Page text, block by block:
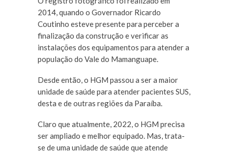
2014, quando o Governador Ricardo
Coutinho esteve presente para perceber a
finalização da construção e verificar as
instalações dos equipamentos para atender a
população do Vale do Mamanguape.
Desde então, o HGM passou a ser a maior
unidade de saúde para atender pacientes SUS,
desta e de outras regiões da Paraíba.
Claro que atualmente, 2022, o HGM precisa
ser ampliado e melhor equipado. Mas, trata-
se de uma unidade de saúde que atende